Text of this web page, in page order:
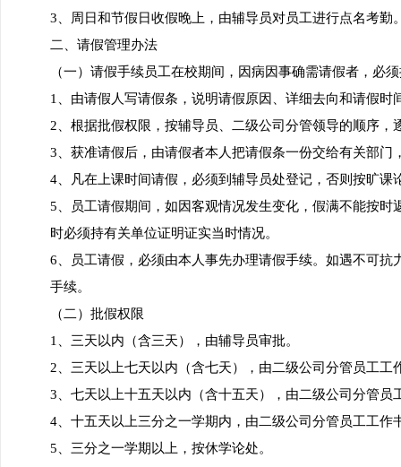
3、周日和节假日收假晚上，由辅导员对员工进行点名考勤
二、请假管理办法
（一）请假手续员工在校期间，因病因事确需请假者，必
1、由请假人写请假条，说明请假原因、详细去向和请假
2、根据批假权限，按辅导员、二级公司分管领导的顺序，
3、获准请假后，由请假者本人把请假条一份交给有关部门
4、凡在上课时间请假，必须到辅导员处登记，否则按旷课
5、员工请假期间，如因客观情况发生变化，假满不能按
时必须持有关单位证明证实当时情况。
6、员工请假，必须由本人事先办理请假手续。如遇不可
手续。
（二）批假权限
1、三天以内（含三天），由辅导员审批。
2、三天以上七天以内（含七天），由二级公司分管员工工
3、七天以上十五天以内（含十五天），由二级公司分管
4、十五天以上三分之一学期内，由二级公司分管员工工
5、三分之一学期以上，按休学论处。